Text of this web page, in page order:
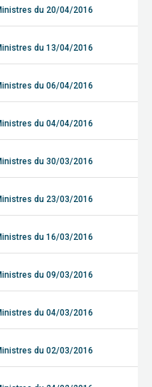
du 20/04/2016
du 13/04/2016
du 06/04/2016
du 04/04/2016
du 30/03/2016
du 23/03/2016
du 16/03/2016
du 09/03/2016
du 04/03/2016
du 02/03/2016